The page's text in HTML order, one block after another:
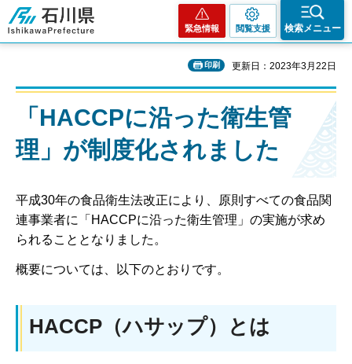
石川県
緊急情報 閲覧支援 検索メニュー
印刷 更新日：2023年3月22日
「HACCPに沿った衛生管
理」が制度化されました
平成30年の食品衛生法改正により、原則すべての食品関
連事業者に「HACCPに沿った衛生管理」の実施が求め
られることとなりました。
概要については、以下のとおりです。
HACCP（ハサップ）とは